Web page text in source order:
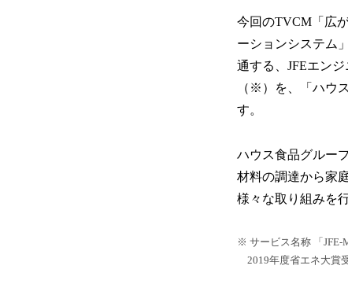
今回のTVCM「広
ーションシステム
通する、JFEエン
（※）を、「ハウ
す。
ハウス食品グルー
材料の調達から家
様々な取り組みを
※ サービス名称 「JFE-
2019年度省エネ大賞